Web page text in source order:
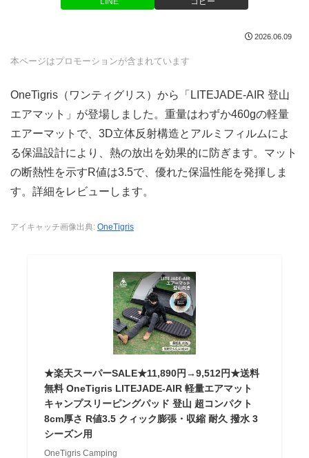
2026.06.09
本ページはプロモーションが含まれています
OneTigris（ワンティグリス）から「LITEJADE-AIR 登山
エアマット」が登場しました。重量はわずか460gの軽量
エアーマットで、3D立体反射構造とアルミフィルムによ
る保温設計により、熱の放出を効果的に防ぎます。マット
の断熱性を示すR値は3.5で、優れた保温性能を発揮しま
す。詳細をレビューします。
アイキャッチ画像出典: OneTigris
★楽天スーパーSALE★11,890円→9,512円★送料
無料 OneTigris LITEJADE-AIR 軽量エアマット
キャンプスリーピングパッド 登山 超コンパクト
8cm厚さ R値3.5 クィック膨張・収縮 耐久 撥水 3
シーズン用
OneTigris Camping